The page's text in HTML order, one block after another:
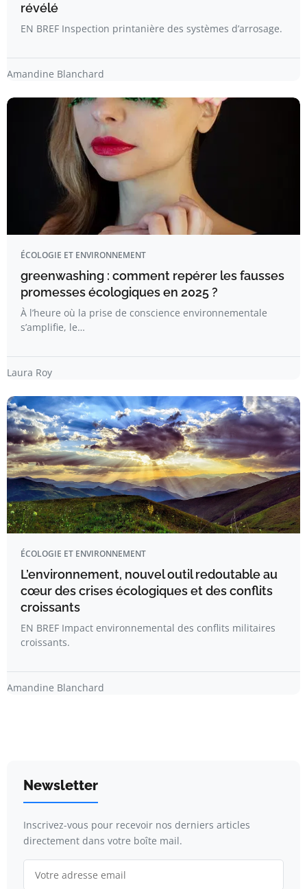
révélé
EN BREF Inspection printanière des systèmes d’arrosage.
Amandine Blanchard
ÉCOLOGIE ET ENVIRONNEMENT
greenwashing : comment repérer les fausses
promesses écologiques en 2025 ?
À l’heure où la prise de conscience environnementale
s’amplifie, le…
Laura Roy
ÉCOLOGIE ET ENVIRONNEMENT
L’environnement, nouvel outil redoutable au
cœur des crises écologiques et des conflits
croissants
EN BREF Impact environnemental des conflits militaires
croissants.
Amandine Blanchard
Newsletter
Inscrivez-vous pour recevoir nos derniers articles
directement dans votre boîte mail.